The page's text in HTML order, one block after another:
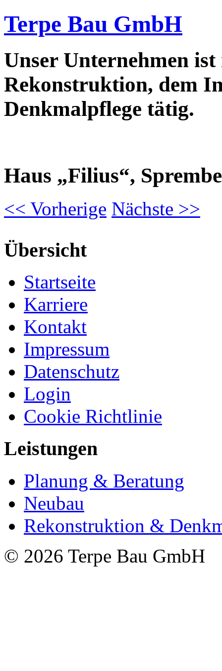
Terpe Bau GmbH
Unser Unternehmen
Rekonstruktion, dem
Denkmalpflege tätig.
Haus „Filius“,
<< Vorherige Nächste >>
Übersicht
Startseite
Karriere
Kontakt
Impressum
Datenschutz
Login
Cookie Richtlinie
Leistungen
Planung & Beratung
Neubau
Rekonstruktion &
© 2026 Terpe Bau GmbH